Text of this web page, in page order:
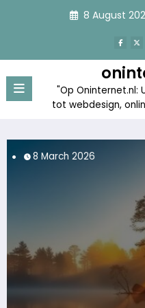
8 August
"Op Oninternet.nl:
tot webdesign,
Sarah-Jane